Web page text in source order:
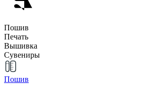
Пошив
Печать
Вышивка
Сувениры
Пошив